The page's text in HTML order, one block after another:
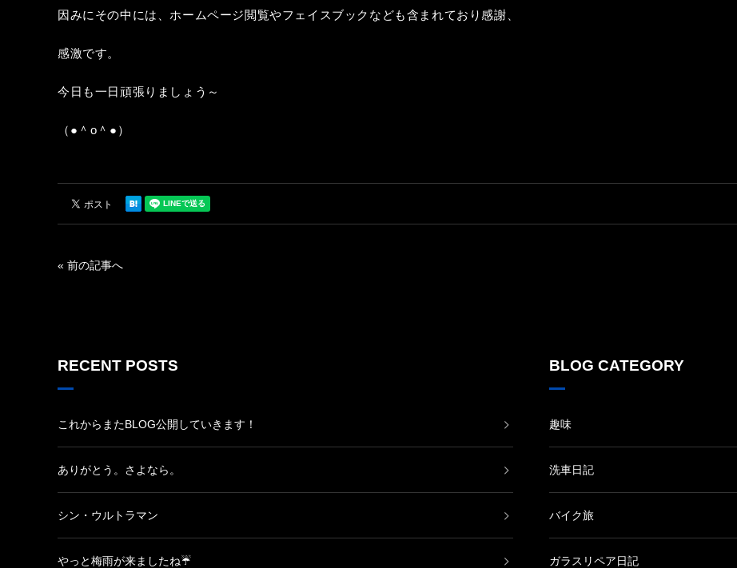
因みにその中には、ホームページ閲覧やフェイスブックなども含まれており感謝、
感激です。
今日も一日頑張りましょう～
（●＾o＾●）
« 前の記事へ
RECENT POSTS
これからまたBLOG公開していきます！
ありがとう。さよなら。
シン・ウルトラマン
やっと梅雨が来ましたね☔
BLOG CATEGORY
趣味
洗車日記
バイク旅
ガラスリペア日記